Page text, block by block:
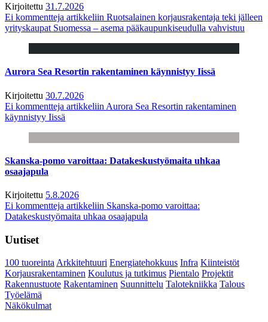
Kirjoitettu 31.7.2026
Ei kommentteja artikkeliin Ruotsalainen korjausrakentaja teki jälleen
yrityskaupat Suomessa – asema pääkaupunkiseudulla vahvistuu
Aurora Sea Resortin rakentaminen käynnistyy Iissä
Kirjoitettu 30.7.2026
Ei kommentteja artikkeliin Aurora Sea Resortin rakentaminen
käynnistyy Iissä
Skanska-pomo varoittaa: Datakeskustyömaita uhkaa
osaajapula
Kirjoitettu 5.8.2026
Ei kommentteja artikkeliin Skanska-pomo varoittaa:
Datakeskustyömaita uhkaa osaajapula
Uutiset
100 tuoreintaArkkitehtuuri Energiatehokkuus Infra Kiinteistöt
Korjausrakentaminen Koulutus ja tutkimus Pientalo Projektit
Rakennustuote Rakentaminen Suunnittelu Talotekniikka Talous
Työelämä
Näkökulmat